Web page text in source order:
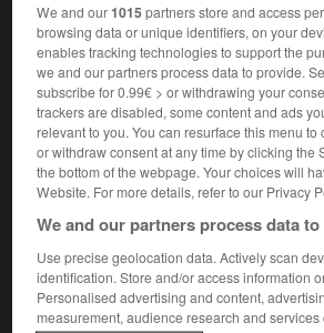
Accueil>Encyclopédie [personnage]>
DenisBuican
Biologiste, historien et philosophe
d'origine roumaine (Bucarest 1934).
We and our1015partners store and access
browsing data or unique identifiers, on your
enables tracking technologies to support the
we and our partners process data to provide.
subscribe for 0.99€ > or withdrawing your
trackers are disabled, some content and ads
relevant to you. You can resurface this menu
or withdraw consent at any time by clicking the
the bottom of the webpage. Your choices will
Website. For more details, refer to our Privacy
We and our partners process data
Use precise geolocation data. Actively scan
identification. Store and/or access information
Personalised advertising and content,
measurement, audience research and services